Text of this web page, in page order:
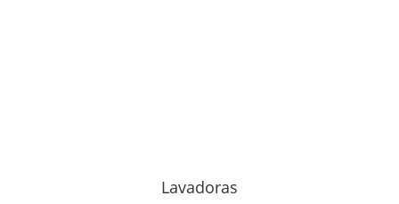
Lavadoras